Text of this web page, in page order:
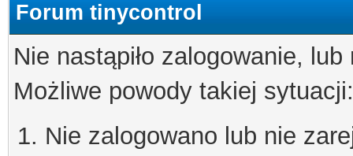
Forum tinycontrol
Nie nastąpiło zalogowanie,
Możliwe powody takiej sytuacji:
Nie zalogowano lub nie